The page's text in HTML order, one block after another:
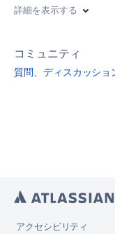
詳細を表示する
コミュニティ
質問、ディスカッショ
アクセシビリティ